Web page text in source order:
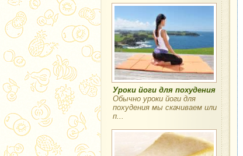
Уроки йоги для похудения
Обычно уроки йоги для
похудения мы скачиваем или
п...